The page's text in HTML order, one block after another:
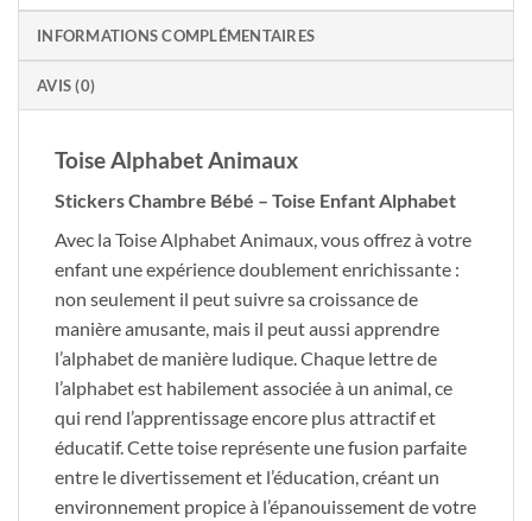
INFORMATIONS COMPLÉMENTAIRES
AVIS (0)
Toise Alphabet Animaux
Stickers Chambre Bébé – Toise Enfant Alphabet
Avec la Toise Alphabet Animaux, vous offrez à votre
enfant une expérience doublement enrichissante :
non seulement il peut suivre sa croissance de
manière amusante, mais il peut aussi apprendre
l’alphabet de manière ludique. Chaque lettre de
l’alphabet est habilement associée à un animal, ce
qui rend l’apprentissage encore plus attractif et
éducatif. Cette toise représente une fusion parfaite
entre le divertissement et l’éducation, créant un
environnement propice à l’épanouissement de votre